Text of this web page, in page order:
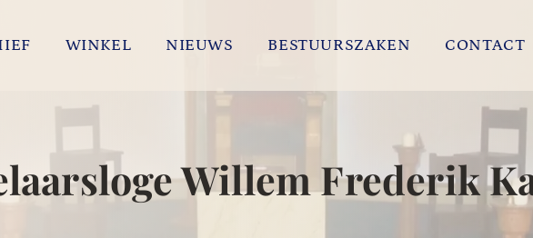
WINKEL NIEUWS BESTUURSZAKEN CONTACT
Willem Frederik